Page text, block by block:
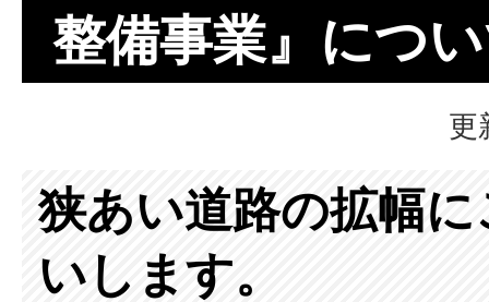
整備事業』につ
更
狭あい道路の拡幅
いします。